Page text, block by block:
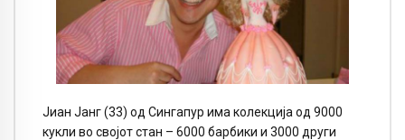
Јиан Јанг (33) од Сингапур има колекција од 9000
кукли во својот стан – 6000 барбики и 3000 други